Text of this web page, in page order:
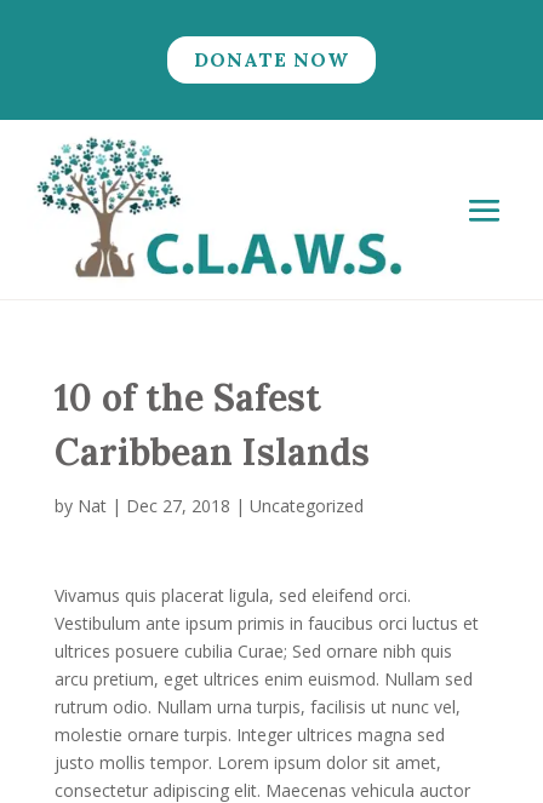
DONATE NOW
10 of the Safest
Caribbean Islands
by Nat| Dec 27, 2018 | Uncategorized
Vivamus quis placerat ligula, sed eleifend orci.
Vestibulum ante ipsum primis in faucibus orci luctus et
ultrices posuere cubilia Curae; Sed ornare nibh quis
arcu pretium, eget ultrices enim euismod. Nullam sed
rutrum odio. Nullam urna turpis, facilisis ut nunc vel,
molestie ornare turpis. Integer ultrices magna sed
justo mollis tempor. Lorem ipsum dolor sit amet,
consectetur adipiscing elit. Maecenas vehicula auctor